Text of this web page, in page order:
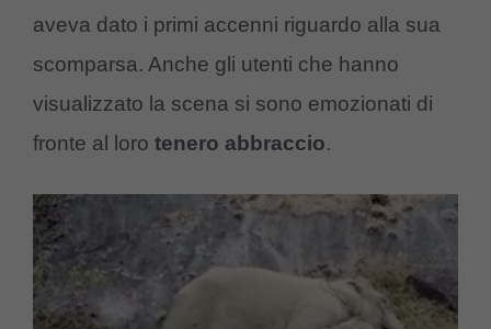
aveva dato i primi accenni riguardo alla sua
scomparsa. Anche gli utenti che hanno
visualizzato la scena si sono emozionati di
fronte al loro tenero abbraccio.